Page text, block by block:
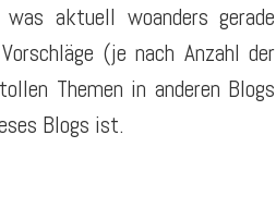
aktuell woanders gerade
(je nach Anzahl der
Themen in anderen Blogs
Blogs ist.